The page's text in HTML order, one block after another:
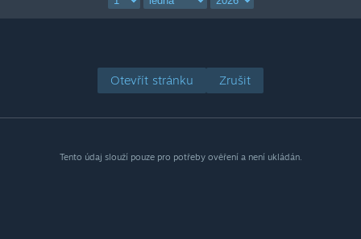
Otevřít stránku Zrušit
Tento údaj slouží pouze pro potřeby ověření a není ukládán.